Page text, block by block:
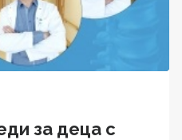
за деца с